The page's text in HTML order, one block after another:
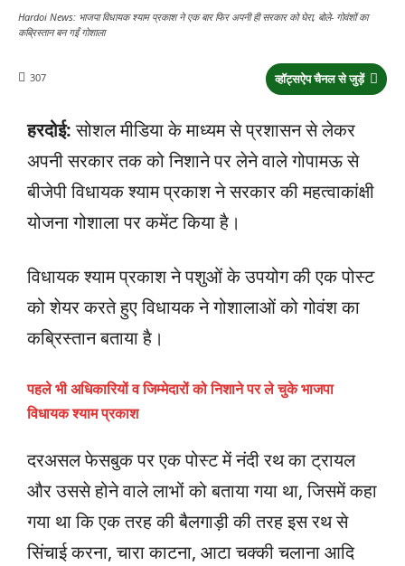
Hardoi News: भाजपा विधायक श्याम प्रकाश ने एक बार फिर अपनी ही सरकार को घेरा, बोले- गोवंशों का
कब्रिस्तान बन गईं गोशाला
व्हॉट्सऐप चैनल से जुड़ें
307
हरदोई:सोशल मीडिया के माध्यम से प्रशासन से लेकर
अपनी सरकार तक को निशाने पर लेने वाले गोपामऊ से
बीजेपी विधायक श्याम प्रकाश ने सरकार की महत्वाकांक्षी
योजना गोशाला पर कमेंट किया है।
विधायक श्याम प्रकाश ने पशुओं के उपयोग की एक पोस्ट
को शेयर करते हुए विधायक ने गोशालाओं को गोवंश का
कब्रिस्तान बताया है।
पहले भी अधिकारियों व जिम्मेदारों को निशाने पर ले चुके भाजपा
विधायक श्याम प्रकाश
दरअसल फेसबुक पर एक पोस्ट में नंदी रथ का ट्रायल
और उससे होने वाले लाभों को बताया गया था, जिसमें कहा
गया था कि एक तरह की बैलगाड़ी की तरह इस रथ से
सिंचाई करना, चारा काटना, आटा चक्की चलाना आदि